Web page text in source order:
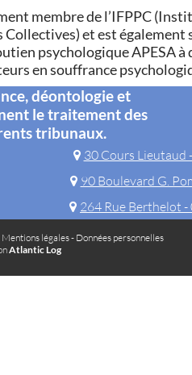
membre de l’IFPPC
Collectives) et est également
psychologique APESA à
en souffrance
déontologie et
le traitement des
tribunaux.
30 Cours Lieutaud
90 Boulevard G.
264 Rue Berthelot
Mentions légales- Données personnelles
Atlantic Log